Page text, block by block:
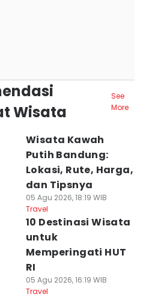
Wisata
See
More
Wisata Kawah
Putih Bandung:
Lokasi, Rute, Harga,
dan Tipsnya
05 Agu 2026, 18:19 WIB
Travel
10 Destinasi Wisata
untuk
Memperingati HUT
RI
05 Agu 2026, 16:19 WIB
Travel